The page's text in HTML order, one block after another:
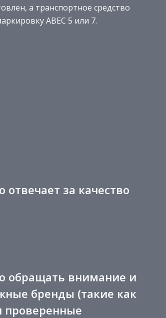
а транспортное средство
ABEC 5 или 7.
за качество
обращать внимание и
бренды (такие как
проверенные